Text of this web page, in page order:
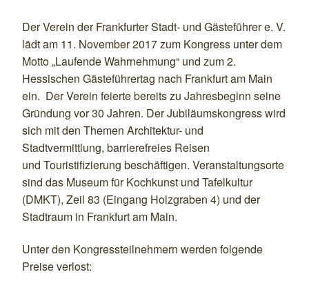
Der Verein der Frankfurter Stadt- und Gästeführer e. V.
lädt am 11. November 2017 zum Kongress unter dem
Motto „Laufende Wahrnehmung“ und zum 2.
Hessischen Gästeführertag nach Frankfurt am Main
ein. Der Verein feierte bereits zu Jahresbeginn seine
Gründung vor 30 Jahren. Der Jubiläumskongress wird
sich mit den Themen Architektur- und
Stadtvermittlung, barrierefreies Reisen
und Touristifizierung beschäftigen. Veranstaltungsorte
sind das Museum für Kochkunst und Tafelkultur
(DMKT), Zeil 83 (Eingang Holzgraben 4) und der
Stadtraum in Frankfurt am Main.
Unter den Kongressteilnehmern werden folgende
Preise verlost: